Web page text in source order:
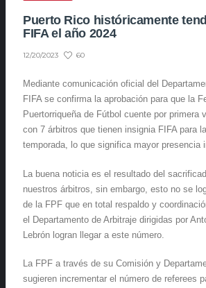
Puerto Rico históricamente
FIFA el año 2024
12/20/2023 60
Mediante comunicación oficial del
FIFA se confirma la aprobación para que la
Puertorriqueña de Fútbol cuente por primera
con 7 árbitros que tienen insignia FIFA para
temporada, lo que significa mayor presencia
La buena noticia es el resultado del
nuestros árbitros, sin embargo, esto no se
de la FPF que en total respaldo y
el Departamento de Arbitraje dirigidas por
Lebrón logran llegar a este número.
La FPF a través de su Comisión y
sugieren incrementar el número de referees